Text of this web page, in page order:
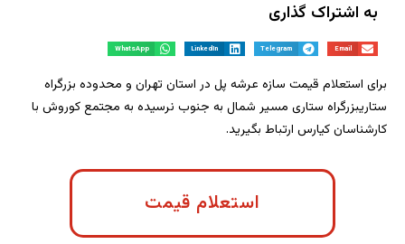
به اشتراک گذاری
Email
Telegram
LinkedIn
WhatsApp
برای استعلام قیمت سازه عرشه پل در استان تهران و محدوده بزرگراه
ستاریبزرگراه ستاری مسیر شمال به جنوب نرسیده به مجتمع کوروش با
کارشناسان کیارس ارتباط بگیرید.
استعلام قیمت